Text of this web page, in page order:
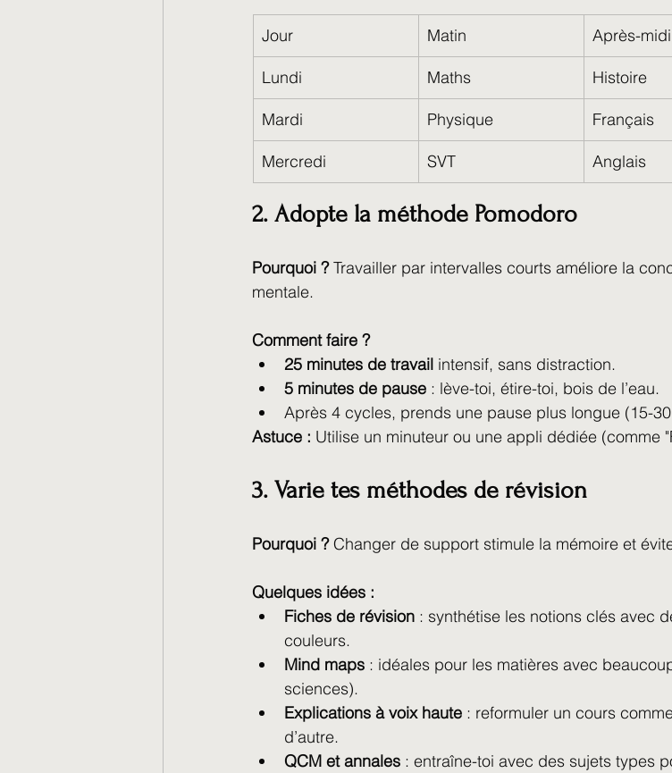
Jour Matin Après-midi
Lundi Maths Histoire
Mardi Physique Français
Mercredi SVT Anglais
2. Adopte la méthode Pomodoro
Pourquoi ? Travailler par intervalles courts améliore la
mentale.
Comment faire ?
25 minutes de travail intensif, sans distraction.
5 minutes de pause : lève-toi, étire-toi, bois de l’eau.
Après 4 cycles, prends une pause plus longue (15-
Astuce : Utilise un minuteur ou une appli dédiée (comme
3. Varie tes méthodes de révision
Pourquoi ? Changer de support stimule la mémoire et
Quelques idées :
Fiches de révision : synthétise les notions clés avec
couleurs.
Mind maps : idéales pour les matières avec
sciences).
Explications à voix haute : reformuler un cours
d’autre.
QCM et annales : entraîne-toi avec des sujets types